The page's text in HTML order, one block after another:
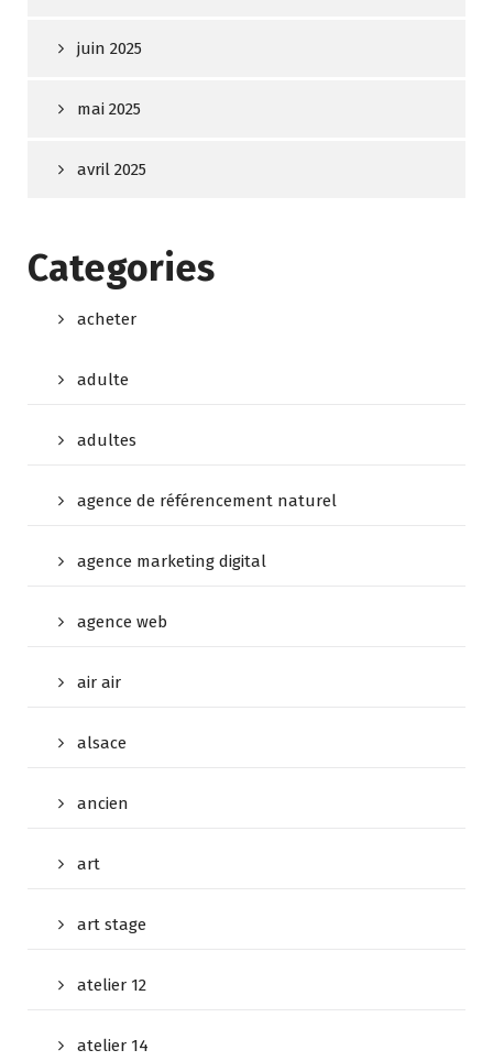
juin 2025
mai 2025
avril 2025
Categories
acheter
adulte
adultes
agence de référencement naturel
agence marketing digital
agence web
air air
alsace
ancien
art
art stage
atelier 12
atelier 14